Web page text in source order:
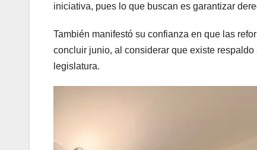
iniciativa, pues lo que buscan es garantizar
También manifestó su confianza en que las
concluir junio, al considerar que existe
legislatura.